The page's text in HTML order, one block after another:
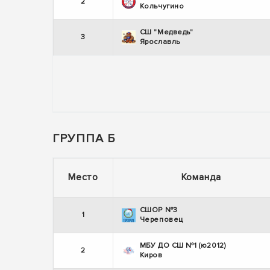
Кольчугино
3
СШ "Медведь"
Ярославль
ГРУППА Б
Место Команда
1
СШОР №3
Череповец
2
МБУ ДО СШ №1 (ю2012)
Киров